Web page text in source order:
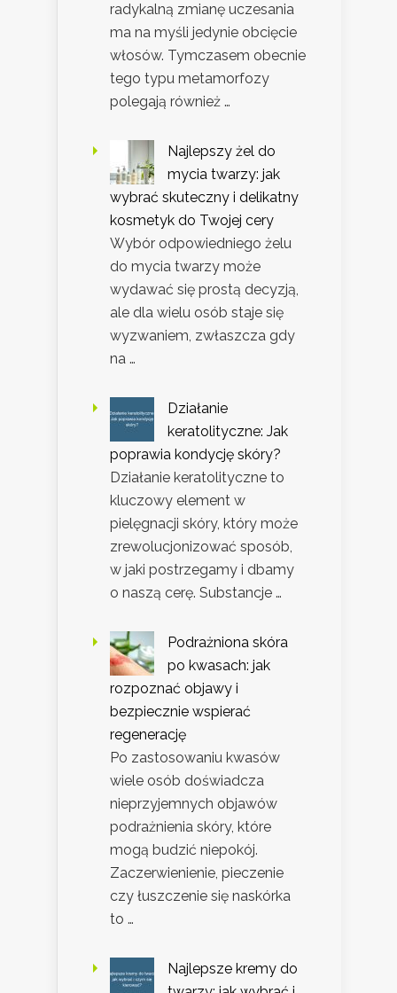
radykalną zmianę uczesania
ma na myśli jedynie obcięcie
włosów. Tymczasem obecnie
tego typu metamorfozy
polegają również …
Najlepszy żel do
mycia twarzy: jak
wybrać skuteczny i delikatny
kosmetyk do Twojej cery
Wybór odpowiedniego żelu
do mycia twarzy może
wydawać się prostą decyzją,
ale dla wielu osób staje się
wyzwaniem, zwłaszcza gdy
na …
Działanie
keratolityczne: Jak
poprawia kondycję skóry?
Działanie keratolityczne to
kluczowy element w
pielęgnacji skóry, który może
zrewolucjonizować sposób,
w jaki postrzegamy i dbamy
o naszą cerę. Substancje …
Podrażniona skóra
po kwasach: jak
rozpoznać objawy i
bezpiecznie wspierać
regenerację
Po zastosowaniu kwasów
wiele osób doświadcza
nieprzyjemnych objawów
podrażnienia skóry, które
mogą budzić niepokój.
Zaczerwienienie, pieczenie
czy łuszczenie się naskórka
to …
Najlepsze kremy do